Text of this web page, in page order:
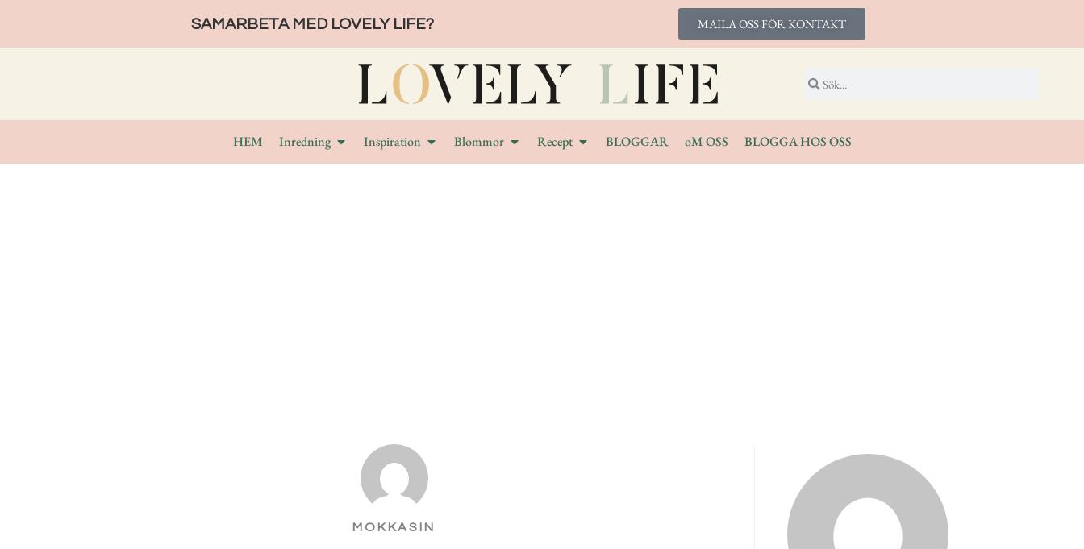
SAMARBETA MED LOVELY LIFE? MAILA OSS FÖR KONTAKT
HEM Inredning Inspiration Blommor Recept BLOGGAR oM OSS BLOGGA HOS OSS
MOKKASIN